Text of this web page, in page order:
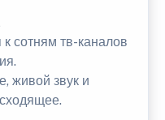
сотням тв-каналов
живой звук и